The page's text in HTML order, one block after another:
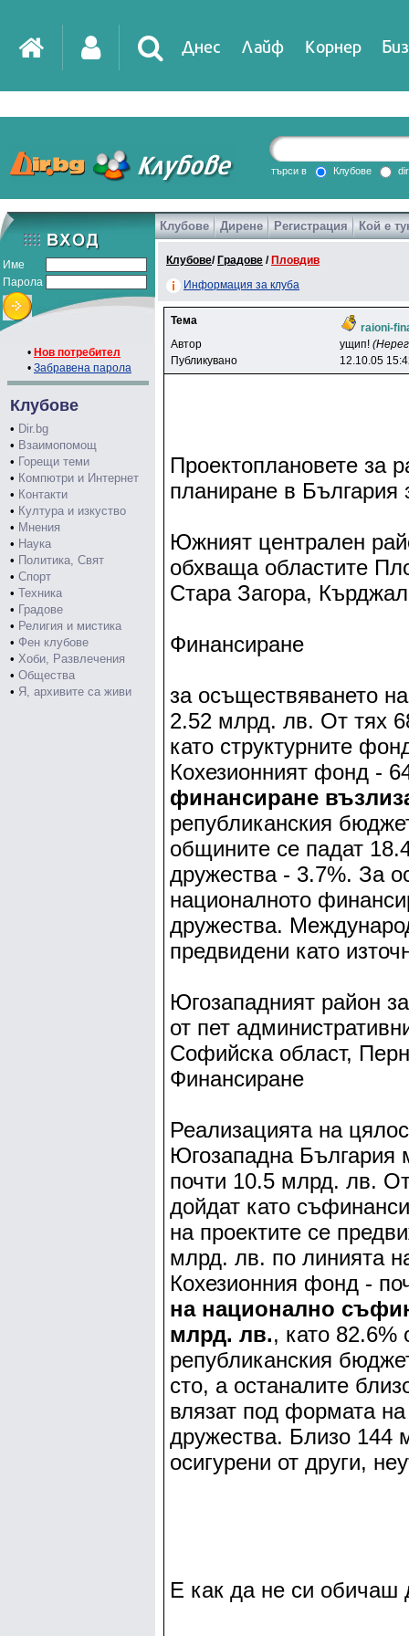
Днес Лайф Корнер
DirTV Impressio
Games
търси в Клубове
Име
Парола
• Нов потребител
• Забравена парола
Клубове
• Dir.bg
• Взаимопомощ
• Горещи теми
• Компютри и Интернет
• Контакти
• Култура и изкуство
• Мнения
• Наука
• Политика, Свят
• Спорт
• Техника
• Градове
• Религия и мистика
• Фен клубове
• Хоби, Развлечения
• Общества
• Я, архивите са живи
Клубове Дирене Регистрация Кой е
Клубове/ Градове / Пловдив
Информация за клуба
Тема
raioni-
Автор
yщип!
Публикувано
12.10.05
Проектоплановете за
планиране в България
Южният централен
обхваща областите
Стара Загора,
Финансиране
за осъществяването
2.52 млрд. лв. От тях
като структурните
Кохезионният фонд -
финансиране
републиканския
общините се падат
дружества - 3.7%. За
националното
дружества.
предвидени като
Югозападният район
от пет
Софийска област,
Финансиране
Реализацията на
Югозападна България
почти 10.5 млрд. лв.
дойдат като
на проектите се
млрд. лв. по линията
Кохезионния фонд -
на национално
млрд. лв., като 82.6%
републиканския
сто, а останалите
влязат под формата
дружества. Близо 144
осигурени от други,
Е как да не си обичаш